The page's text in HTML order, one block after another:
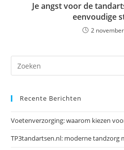
Je angst voor de
eenvoudige
2
Recente Berichten
Voetenverzorging: waarom kiezen
TP3tandartsen.nl: moderne tandzorg